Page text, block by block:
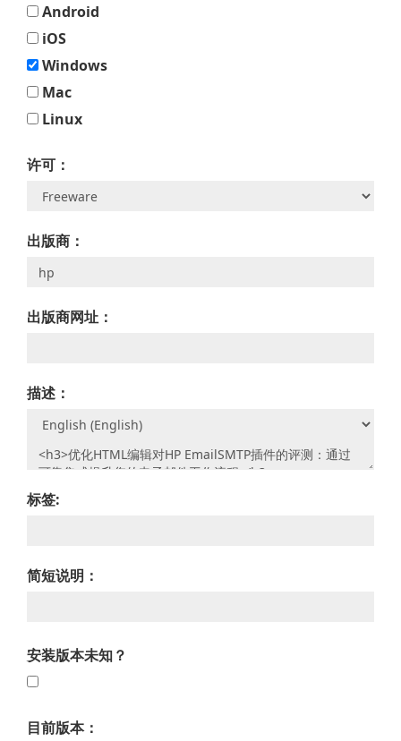
Android
iOS
Windows
Mac
Linux
许可：
出版商：
出版商网址：
描述：
标签:
简短说明：
安装版本未知？
目前版本：